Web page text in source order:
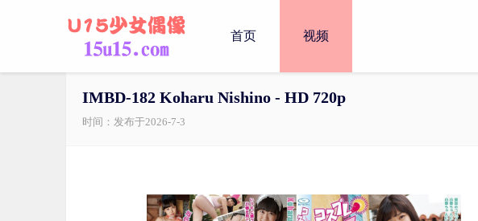
首页 视频
IMBD-182 Koharu Nishino - HD 720p
时间：发布于2026-7-3